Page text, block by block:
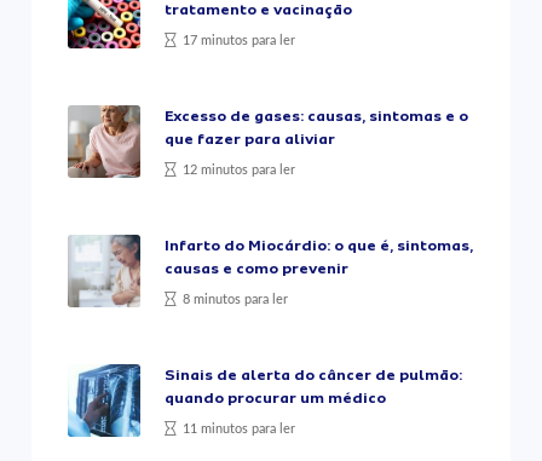
tratamento e vacinação
17 minutos para ler
Excesso de gases: causas, sintomas e o
que fazer para aliviar
12 minutos para ler
Infarto do Miocárdio: o que é, sintomas,
causas e como prevenir
8 minutos para ler
Sinais de alerta do câncer de pulmão:
quando procurar um médico
11 minutos para ler